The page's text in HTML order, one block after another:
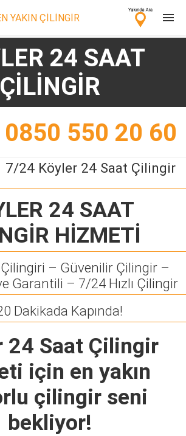
YAKIN ÇİLİNGİR
Katıl!
24 SAAT
ÇİLİNGİR
0850 550 20 60
7/24 Köyler 24 Saat Çilingir
24 SAAT
HİZMETİ
Çilingiri – Güvenilir Çilingir –
Garantili – 7/24 Hızlı Çilingir
Dakikada Kapında!
24 Saat Çilingir
için en yakın
çilingir seni
bekliyor!